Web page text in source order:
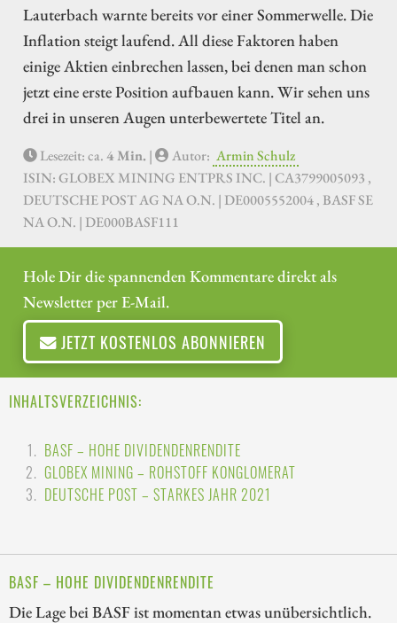
Lauterbach warnte bereits vor einer Sommerwelle. Die
Inflation steigt laufend. All diese Faktoren haben
einige Aktien einbrechen lassen, bei denen man schon
jetzt eine erste Position aufbauen kann. Wir sehen uns
drei in unseren Augen unterbewertete Titel an.
Lesezeit: ca.4 Min. | Autor: Armin Schulz
ISIN: GLOBEX MINING ENTPRS INC. | CA3799005093 ,
DEUTSCHE POST AG NA O.N. | DE0005552004 , BASF SE
NA O.N. | DE000BASF111
Hole Dir die spannenden Kommentare direkt als
Newsletter per E-Mail.
JETZT KOSTENLOS ABONNIEREN
INHALTSVERZEICHNIS:
BASF – HOHE DIVIDENDENRENDITE
GLOBEX MINING – ROHSTOFF KONGLOMERAT
DEUTSCHE POST – STARKES JAHR 2021
BASF – HOHE DIVIDENDENRENDITE
Die Lage bei BASF ist momentan etwas unübersichtlich.